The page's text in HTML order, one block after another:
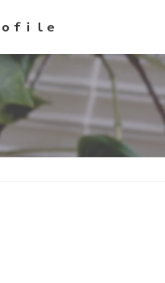
ｆｉｌｅ